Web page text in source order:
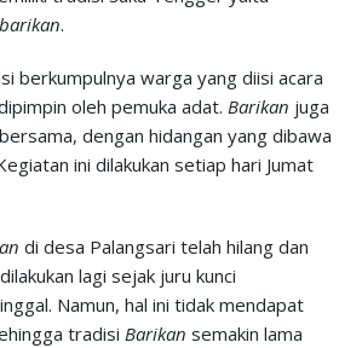
barikan.
berkumpulnya warga yang diisi acara
oleh pemuka adat. Barikan juga
dengan hidangan yang dibawa
ini dilakukan setiap hari Jumat
di desa Palangsari telah hilang dan
lagi sejak juru kunci
Namun, hal ini tidak mendapat
tradisi Barikan semakin lama